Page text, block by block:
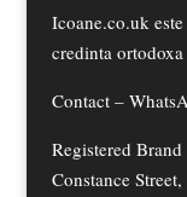
Icoane.co.uk
credinta
Contact –
Registered
Constance